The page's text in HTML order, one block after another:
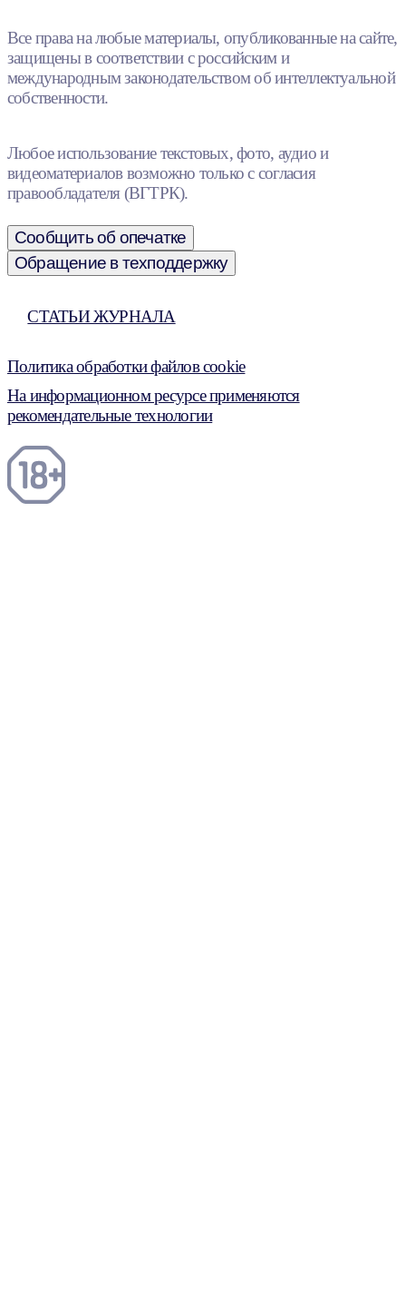
Все права на любые материалы, опубликованные на сайте,
защищены в соответствии с российским и
международным законодательством об интеллектуальной
собственности.
Любое использование текстовых, фото, аудио и
видеоматериалов возможно только с согласия
правообладателя (ВГТРК).
Сообщить об опечатке
Обращение в техподдержку
СТАТЬИ ЖУРНАЛА
Политика обработки файлов cookie
На информационном ресурсе применяются
рекомендательные технологии